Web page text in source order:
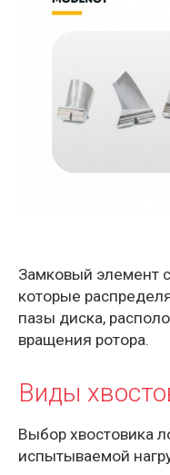
Замковый элемент
которые
пазы диска,
вращения ротора.
Виды
Выбор хвостовика
испытываемой